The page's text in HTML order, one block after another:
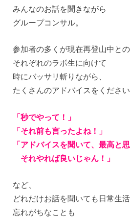
みんなのお話を聞きながら
グループコンサル。
参加者の多くが現在再登山中との
それぞれのラボ生に向けて
時にバッサリ斬りながら、
たくさんのアドバイスをください
「秒でやって！」
「それ前も言ったよね！」
「アドバイスを聞いて、最高と
それやれば良いじゃん！」
など、
どれだけお話を聞いても日常生
忘れがちなことも